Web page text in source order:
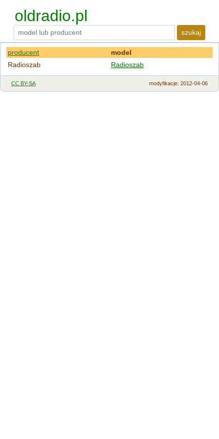
oldradio.pl
szukaj
producent
model
Radioszab
Radioszab
CC BY-SA modyfikacje: 2012-04-06